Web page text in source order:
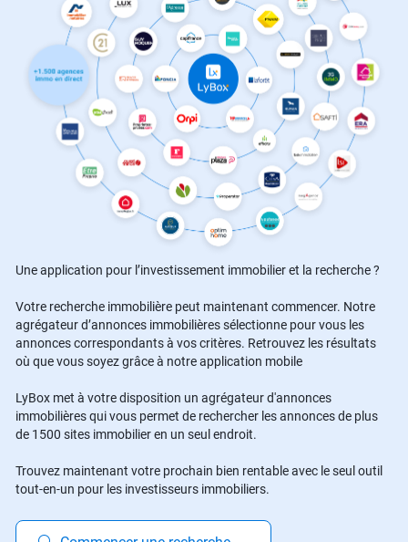
Une application pour l’investissement immobilier et la recherche ?
Votre recherche immobilière peut maintenant commencer. Notre
agrégateur d’annonces immobilières sélectionne pour vous les
annonces correspondants à vos critères. Retrouvez les résultats
où que vous soyez grâce à notre application mobile
LyBox met à votre disposition un agrégateur d'annonces
immobilières qui vous permet de rechercher les annonces de plus
de 1500 sites immobilier en un seul endroit.
Trouvez maintenant votre prochain bien rentable avec le seul outil
tout-en-un pour les investisseurs immobiliers.